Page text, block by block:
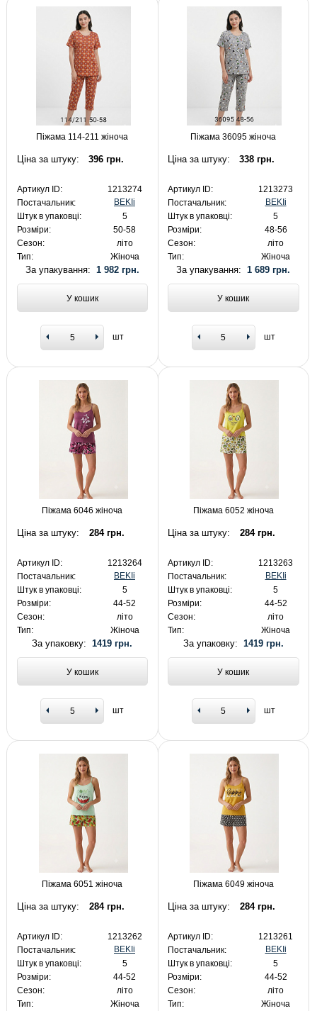
Піжама 114-211 жіноча
Ціна за штуку: 396 грн.
Артикул ID:
1213274
Постачальник:
BEKIi
Штук в упаковці:
5
Розміри:
50-58
Сезон:
літо
Тип:
Жіноча
За упакування: 1 982 грн.
У кошик
шт
Піжама 36095 жіноча
Ціна за штуку: 338 грн.
Артикул ID:
1213273
Постачальник:
BEKIi
Штук в упаковці:
5
Розміри:
48-56
Сезон:
літо
Тип:
Жіноча
За упакування:1 689 грн.
У кошик
шт
Піжама 6046 жіноча
Ціна за штуку: 284 грн.
Артикул ID:
1213264
Постачальник:
BEKIi
Штук в упаковці:
5
Розміри:
44-52
Сезон:
літо
Тип:
Жіноча
За упаковку:1419 грн.
У кошик
шт
Піжама 6052 жіноча
Ціна за штуку: 284 грн.
Артикул ID:
1213263
Постачальник:
BEKIi
Штук в упаковці:
5
Розміри:
44-52
Сезон:
літо
Тип:
Жіноча
За упаковку: 1419 грн.
У кошик
шт
Піжама 6051 жіноча
Ціна за штуку: 284 грн.
Артикул ID:
1213262
Постачальник:
BEKIi
Штук в упаковці:
5
Розміри:
44-52
Сезон:
літо
Тип:
Жіноча
Піжама 6049 жіноча
Ціна за штуку: 284 грн.
Артикул ID:
1213261
Постачальник:
BEKIi
Штук в упаковці:
5
Розміри:
44-52
Сезон:
літо
Тип:
Жіноча